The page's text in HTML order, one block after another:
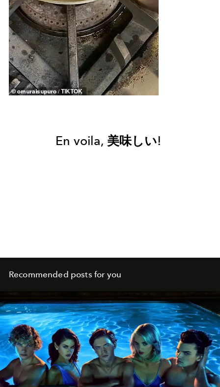
En voila, 美味しい!
Recommended posts for you